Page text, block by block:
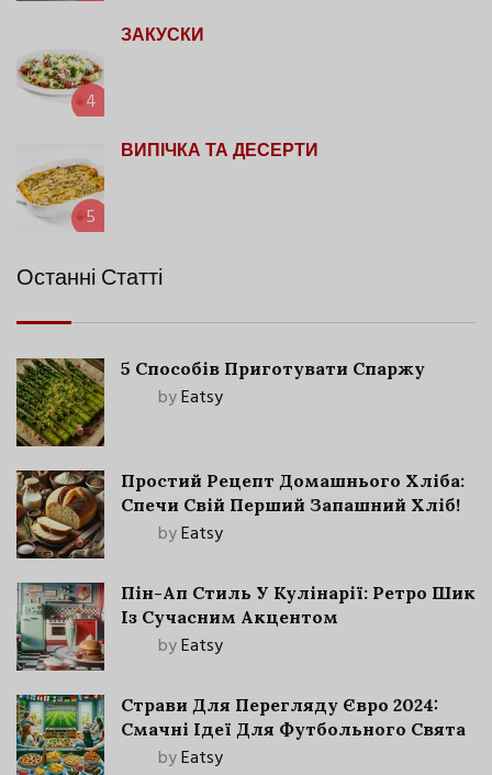
4
ЗАКУСКИ
5
ВИПІЧКА ТА ДЕСЕРТИ
Останні Статті
5 Способів Приготувати Спаржу
byEatsy
Простий Рецепт Домашнього Хліба:
Спечи Свій Перший Запашний Хліб!
byEatsy
Пін-Ап Стиль У Кулінарії: Ретро Шик
Із Сучасним Акцентом
byEatsy
Страви Для Перегляду Євро 2024:
Смачні Ідеї Для Футбольного Свята
byEatsy